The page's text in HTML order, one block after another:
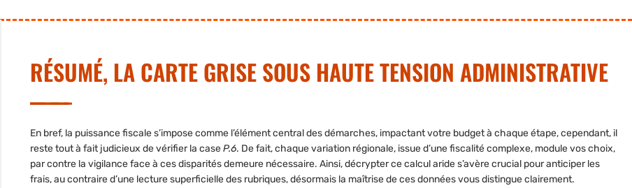
RÉSUMÉ, LA CARTE GRISE SOUS HAUTE TENSION ADMINISTRATIVE
En bref, la puissance fiscales’impose comme l’élément central des démarches, impactant votre budget à chaque étape, cependant, il
reste tout à fait judicieux de vérifier la caseP.6. De fait, chaque variation régionale, issue d’une fiscalité complexe, module vos choix,
par contre la vigilance face à ces disparités demeure nécessaire. Ainsi, décrypter ce calcul aride s’avère crucial pour anticiper les
frais, au contraire d’une lecture superficielle des rubriques, désormais la maîtrise de ces données vous distingue clairement.